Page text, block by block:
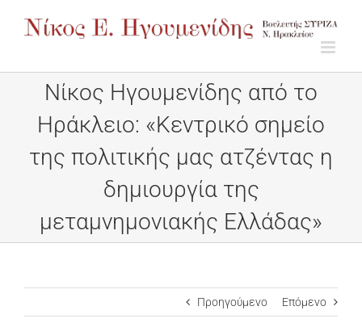
Νίκος Ηγουμενίδης από το
Ηράκλειο: «Κεντρικό σημείο
της πολιτικής μας ατζέντας η
δημιουργία της
μεταμνημονιακής Ελλάδας»
Προηγούμενο Επόμενο